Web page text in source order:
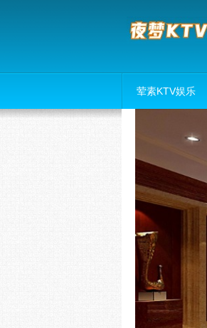
荤素KTV娱乐